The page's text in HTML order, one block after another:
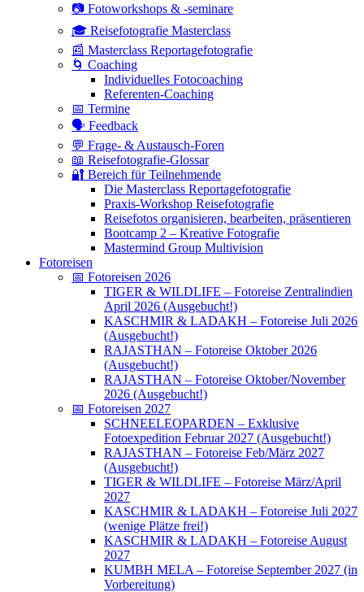
📷 Fotoworkshops & -seminare
🎓 Reisefotografie Masterclass
📰 Masterclass Reportagefotografie
🌀 Coaching
Individuelles Fotocoaching
Referenten-Coaching
📅 Termine
🗣 Feedback
💬 Frage- & Austausch-Foren
📖 Reisefotografie-Glossar
🔐 Bereich für Teilnehmende
Die Masterclass Reportagefotografie
Praxis-Workshop Reisefotografie
Reisefotos organisieren, bearbeiten, präsentieren
Bootcamp 2 – Kreative Fotografie
Mastermind Group Multivision
Fotoreisen
📅 Fotoreisen 2026
TIGER & WILDLIFE – Fotoreise Zentralindien
April 2026 (Ausgebucht!)
KASCHMIR & LADAKH – Fotoreise Juli 2026
(Ausgebucht!)
RAJASTHAN – Fotoreise Oktober 2026
(Ausgebucht!)
RAJASTHAN – Fotoreise Oktober/November
2026 (Ausgebucht!)
📅 Fotoreisen 2027
SCHNEELEOPARDEN – Exklusive
Fotoexpedition Februar 2027 (Ausgebucht!)
RAJASTHAN – Fotoreise Feb/März 2027
(Ausgebucht!)
TIGER & WILDLIFE – Fotoreise März/April
2027
KASCHMIR & LADAKH – Fotoreise Juli 2027
(wenige Plätze frei!)
KASCHMIR & LADAKH – Fotoreise August
2027
KUMBH MELA – Fotoreise September 2027 (in
Vorbereitung)